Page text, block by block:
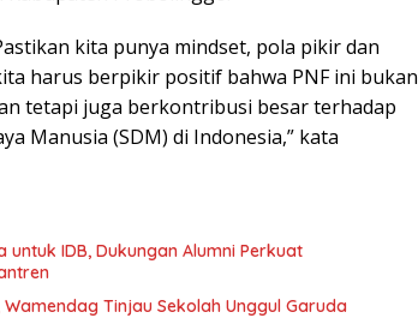
kita punya mindset, pola pikir dan
harus berpikir positif bahwa PNF ini bukan
tetapi juga berkontribusi besar terhadap
Manusia (SDM) di Indonesia,” kata
untuk IDB, Dukungan Alumni Perkuat
Tinjau Sekolah Unggul Garuda